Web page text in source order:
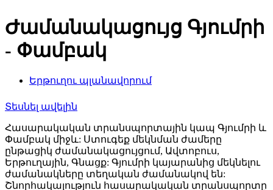
Ժամանակացույց Գյումրի
- Փամբակ
Երթուղու պլանավորում
Տեսնել ավելին
Հասարակական տրանսպորտային կապ Գյումրի և
Փամբակ միջև: Ստուգեք մեկնման ժամերը
ընթացիկ ժամանակացույցում, Ավտոբուս,
Երթուղային, Գնացք: Գյումրի կայարանից մեկնելու
ժամանակները տեղական ժամանակով են:
Շնորհակալություն հասարակական տրանսպորտը